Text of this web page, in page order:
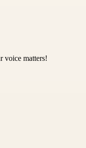
voice matters!